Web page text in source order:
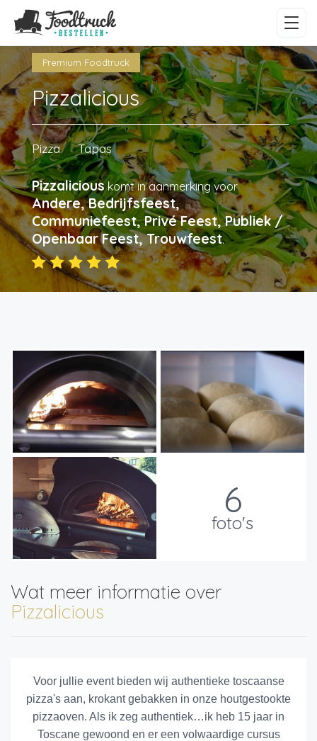
Premium Foodtruck
Pizzalicious
Pizza Tapas
Pizzaliciouskomt in aanmerking voor
Andere, Bedrijfsfeest,
Communiefeest, Privé Feest, Publiek /
Openbaar Feest, Trouwfeest.
6
foto's
Wat meer informatie over
Pizzalicious
Voor jullie event bieden wij authentieke toscaanse
pizza's aan, krokant gebakken in onze houtgestookte
pizzaoven. Als ik zeg authentiek…ik heb 15 jaar in
Toscane gewoond en er een volwaardige cursus